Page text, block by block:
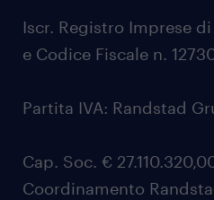
Iscr. Registro Imprese
e Codice Fiscale n.
Partita IVA: Randstad
Cap. Soc. €
Coordinamento